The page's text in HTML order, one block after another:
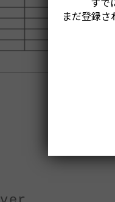
まだ登録さ